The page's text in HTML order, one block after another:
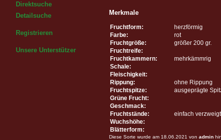
Direktsuche
Detailsuche
Registrieren
Unsere Unterstützer
Merkmale
Fruchtform:
herzförmig
Farbe:
rot
Fruchtgröße:
größer 200 gr.
Fruchtreife:
Fruchtkammern:
mehrkämmrig
Schale:
Fleischigkeit:
Rippung:
ohne Rippung
Fruchtspitze:
ausgeprägte
Grüne Frucht:
Geschmack:
Fruchtstände:
einfach verzweigt
Wuchshöhe:
Blätterform:
Diese Sorte wurde am 18.06.2021 von admin